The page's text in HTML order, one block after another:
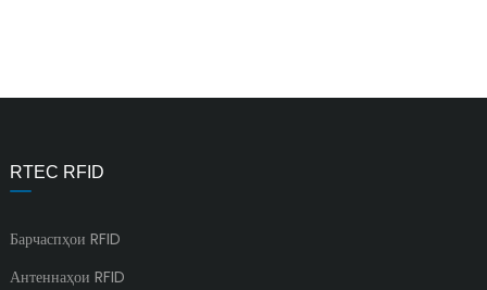
RTEC RFID
Барчаспҳои RFID
Антеннаҳои RFID